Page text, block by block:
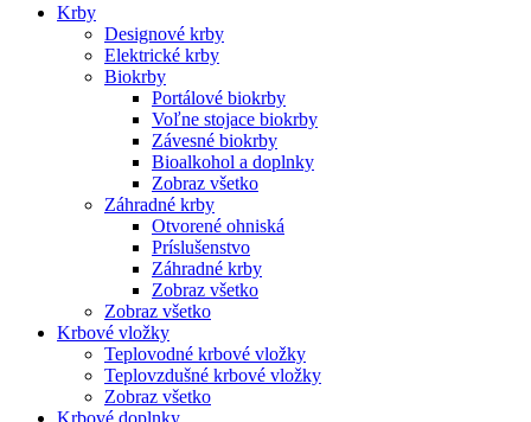
Krby
Designové krby
Elektrické krby
Biokrby
Portálové biokrby
Voľne stojace biokrby
Závesné biokrby
Bioalkohol a doplnky
Zobraz všetko
Záhradné krby
Otvorené ohniská
Príslušenstvo
Záhradné krby
Zobraz všetko
Zobraz všetko
Krbové vložky
Teplovodné krbové vložky
Teplovzdušné krbové vložky
Zobraz všetko
Krbové doplnky